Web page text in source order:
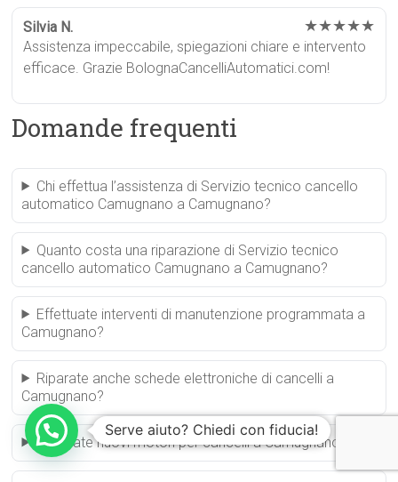
Silvia N. ★★★★★
Assistenza impeccabile, spiegazioni chiare e intervento
efficace. Grazie BolognaCancelliAutomatici.com!
Domande frequenti
Chi effettua l’assistenza di Servizio tecnico cancello
automatico Camugnano a Camugnano?
Quanto costa una riparazione di Servizio tecnico
cancello automatico Camugnano a Camugnano?
Effettuate interventi di manutenzione programmata a
Camugnano?
Riparate anche schede elettroniche di cancelli a
Camugnano?
Installate nuovi motori per cancelli a Camugnano?
Serve aiuto? Chiedi con fiducia!